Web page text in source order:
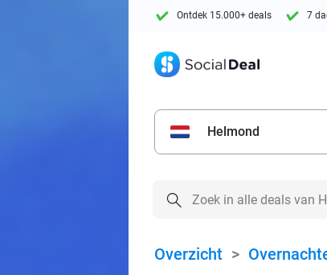
Ontdek 15.000+ deals 7
Helmond
Overzicht >